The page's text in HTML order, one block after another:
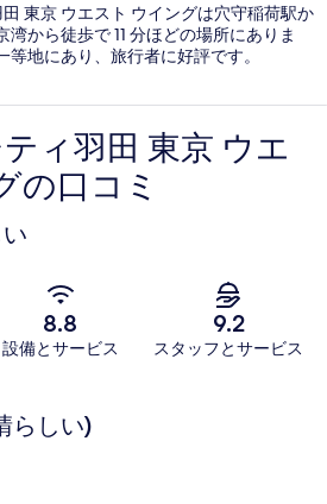
東京 ウエスト ウイングは穴守稲荷駅か
湾から徒歩で 11 分ほどの場所にありま
地にあり、旅行者に好評です。
ィ羽田 東京 ウエ
の口コミ
8.8
設備とサービス
9.2
スタッフとサービス
らしい)